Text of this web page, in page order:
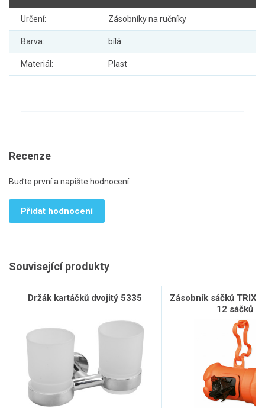
Určení: Zásobníky na ručníky
Barva: bílá
Materiál: Plast
Recenze
Buďte první a napište hodnocení
Přidat hodnocení
Související produkty
Držák kartáčků dvojitý 5335
Zásobník sáčků
12 sáčků L